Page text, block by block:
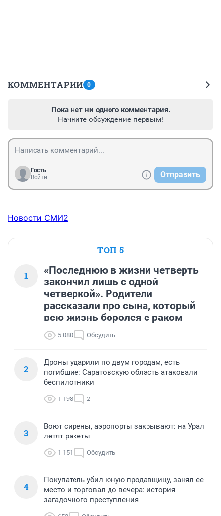
КОММЕНТАРИИ 0
Пока нет ни одного комментария.
Начните обсуждение первым!
Гость
Войти
Отправить
Новости СМИ2
ТОП 5
1
«Последнюю в жизни четверть
закончил лишь с одной
четверкой». Родители
рассказали про сына, который
всю жизнь боролся с раком
5 080 Обсудить
2
Дроны ударили по двум городам, есть
погибшие: Саратовскую область атаковали
беспилотники
1 198 2
3
Воют сирены, аэропорты закрывают: на Урал
летят ракеты
1 151 Обсудить
4
Покупатель убил юную продавщицу, занял ее
место и торговал до вечера: история
загадочного преступления